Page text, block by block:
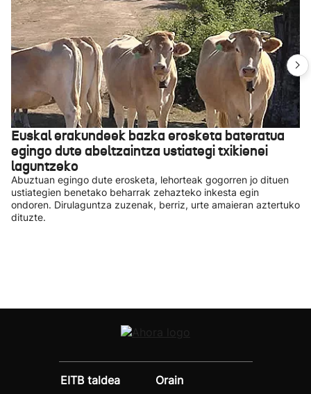
Euskal erakundeek bazka erosketa bateratua
egingo dute abeltzaintza ustiategi txikienei
laguntzeko
Abuztuan egingo dute erosketa, lehorteak gogorren jo dituen
ustiategien benetako beharrak zehazteko inkesta egin
ondoren. Dirulaguntza zuzenak, berriz, urte amaieran aztertuko
dituzte.
EITB taldea
Orain